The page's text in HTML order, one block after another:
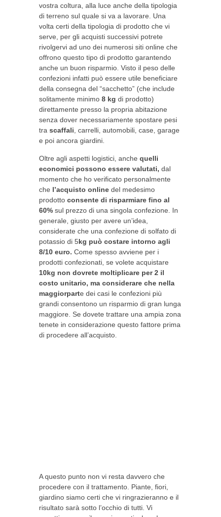
vostra coltura, alla luce anche della tipologia
di terreno sul quale si va a lavorare. Una
volta certi della tipologia di prodotto che vi
serve, per gli acquisti successivi potrete
rivolgervi ad uno dei numerosi siti online che
offrono questo tipo di prodotto garantendo
anche un buon risparmio. Visto il peso delle
confezioni infatti può essere utile beneficiare
della consegna del “sacchetto” (che include
solitamente minimo 8 kg di prodotto)
direttamente presso la propria abitazione
senza dover necessariamente spostare pesi
tra scaffali, carrelli, automobili, case, garage
e poi ancora giardini.
Oltre agli aspetti logistici, anche quelli
economici possono essere valutati, dal
momento che ho verificato personalmente
che l’acquisto online del medesimo
prodotto consente di risparmiare fino al
60% sul prezzo di una singola confezione. In
generale, giusto per avere un’idea,
considerate che una confezione di solfato di
potassio di 5kg può costare intorno agli
8/10 euro. Come spesso avviene per i
prodotti confezionati, se volete acquistare
10kg non dovrete moltiplicare per 2 il
costo unitario, ma considerare che nella
maggiorparte dei casi le confezioni più
grandi consentono un risparmio di gran lunga
maggiore. Se dovete trattare una ampia zona
tenete in considerazione questo fattore prima
di procedere all’acquisto.
A questo punto non vi resta davvero che
procedere con il trattamento. Piante, fiori,
giardino siamo certi che vi ringrazieranno e il
risultato sarà sotto l’occhio di tutti. Vi